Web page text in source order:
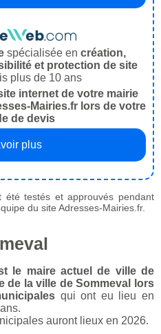
spécialisée en création,
et protection de site
plus de 10 ans
internet de votre mairie
Mairies.fr lors de votre
de devis
plus
été testés et approuvés pendant
du site Adresses-Mairies.fr.
le maire actuel de ville de
de la ville de Sommeval lors
qui ont eu lieu en
auront lieux en 2026.